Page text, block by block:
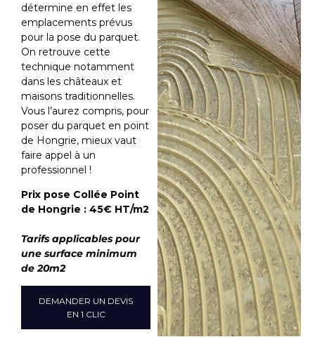
détermine en effet les
emplacements prévus
pour la pose du parquet.
On retrouve cette
technique notamment
dans les châteaux et
maisons traditionnelles.
Vous l’aurez compris, pour
poser du parquet en point
de Hongrie, mieux vaut
faire appel à un
professionnel !
Prix pose Collée Point
de Hongrie : 45€ HT/m2
Tarifs applicables pour
une surface minimum
de 20m2
DEMANDER UN DEVIS
EN 1 CLIC